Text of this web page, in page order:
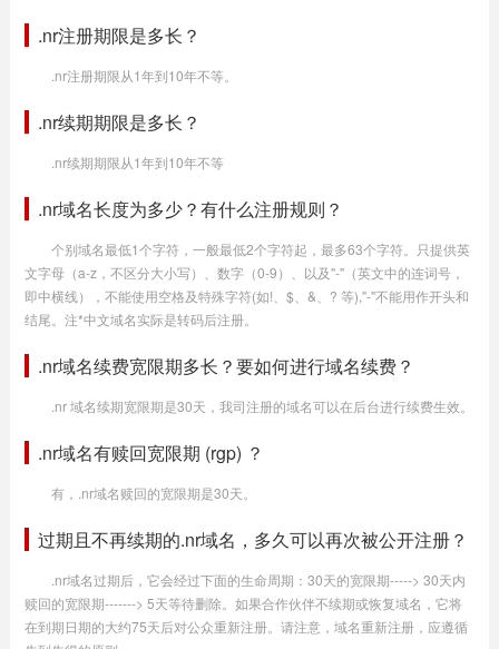
.nr注册期限是多长？
.nr注册期限从1年到10年不等。
.nr续期期限是多长？
.nr续期期限从1年到10年不等
.nr域名长度为多少？有什么注册规则？
个别域名最低1个字符，一般最低2个字符起，最多63个字符。只提供英
文字母（a-z，不区分大小写）、数字（0-9）、以及"-"（英文中的连词号，
即中横线），不能使用空格及特殊字符(如!、$、&、? 等),"-"不能用作开头和
结尾。注*中文域名实际是转码后注册。
.nr域名续费宽限期多长？要如何进行域名续费？
.nr 域名续期宽限期是30天，我司注册的域名可以在后台进行续费生效。
.nr域名有赎回宽限期 (rgp) ？
有，.nr域名赎回的宽限期是30天。
过期且不再续期的.nr域名，多久可以再次被公开注册？
.nr域名过期后，它会经过下面的生命周期：30天的宽限期-----> 30天内
赎回的宽限期-------> 5天等待删除。如果合作伙伴不续期或恢复域名，它将
在到期日期的大约75天后对公众重新注册。请注意，域名重新注册，应遵循